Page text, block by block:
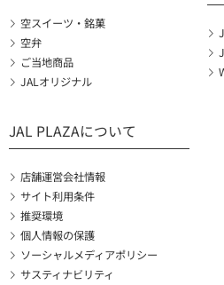
空スイーツ・銘菓
空弁
ご当地商品
JALオリジナル
JAL PLAZAについて
店舗運営会社情報
サイト利用条件
推奨環境
個人情報の保護
ソーシャルメディアポリシー
サスティナビリティ